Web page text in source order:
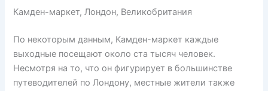
Камден-маркет, Лондон, Великобритания
По некоторым данным, Камден-маркет каждые
выходные посещают около ста тысяч человек.
Несмотря на то, что он фигурирует в большинстве
путеводителей по Лондону, местные жители также